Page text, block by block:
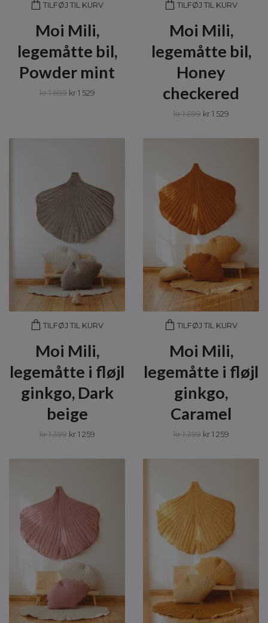
TILFØJ TIL KURV
Moi Mili,
legemåtte bil,
Powder mint
kr 1 699 kr 1 529
TILFØJ TIL KURV
Moi Mili,
legemåtte bil,
Honey
checkered
kr 1 699 kr 1 529
TILFØJ TIL KURV
Moi Mili,
legemåtte i fløjl
ginkgo, Dark
beige
kr 1 399 kr 1 259
TILFØJ TIL KURV
Moi Mili,
legemåtte i fløjl
ginkgo,
Caramel
kr 1 399 kr 1 259